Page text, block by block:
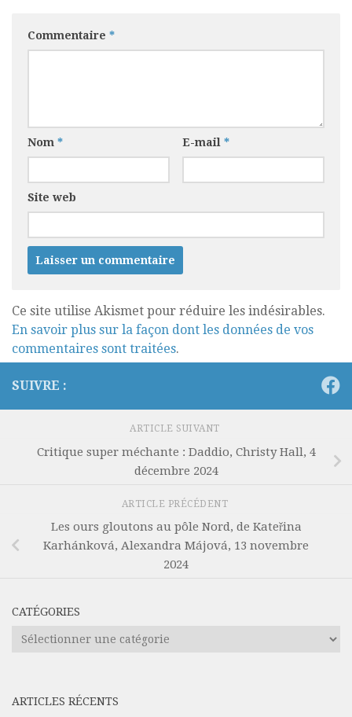
Commentaire *
Nom * E-mail *
Site web
Ce site utilise Akismet pour réduire les indésirables.
En savoir plus sur la façon dont les données de vos
commentaires sont traitées.
SUIVRE :
ARTICLE SUIVANT
Critique super méchante : Daddio, Christy Hall, 4
décembre 2024
ARTICLE PRÉCÉDENT
Les ours gloutons au pôle Nord, de Kateřina
Karhánková, Alexandra Májová, 13 novembre
2024
CATÉGORIES
Catégories
ARTICLES RÉCENTS